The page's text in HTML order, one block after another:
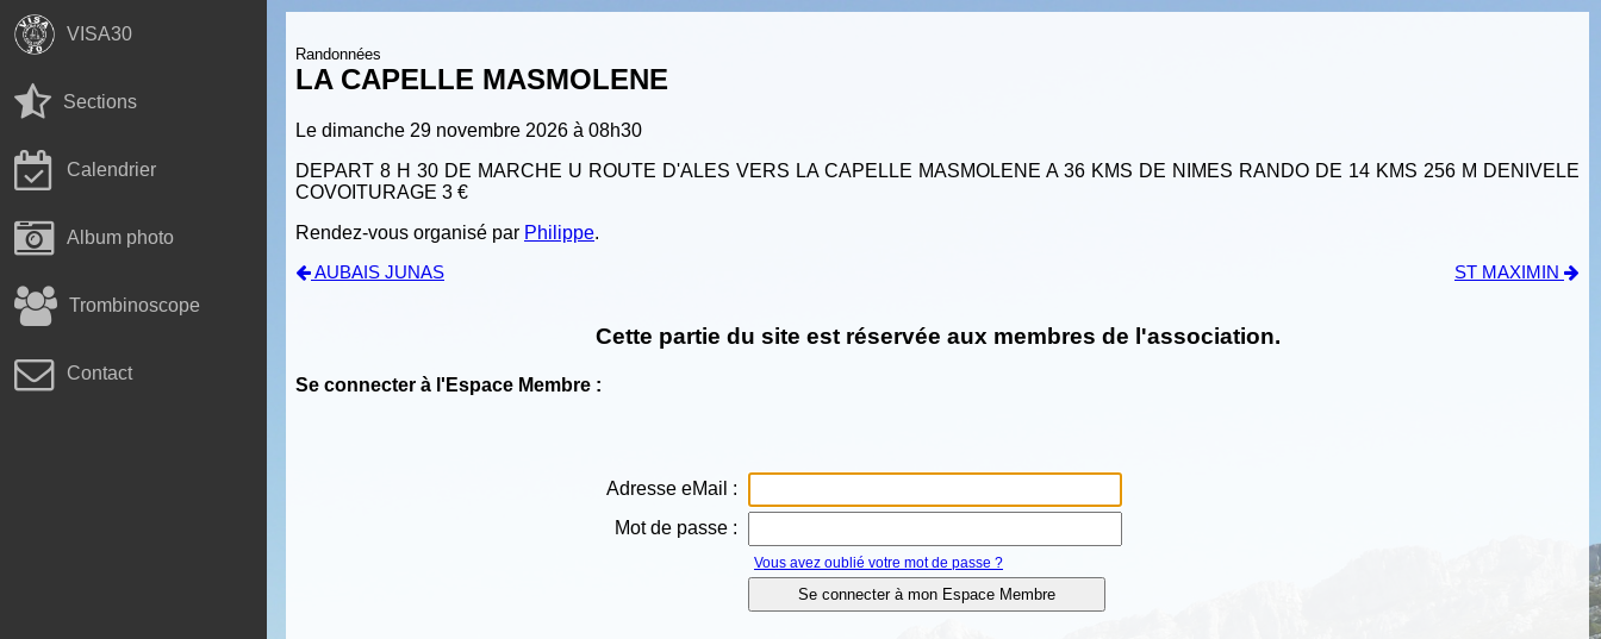
VISA30
Sections
Calendrier
Album photo
Trombinoscope
Contact
Randonnées
LA CAPELLE MASMOLENE
Le dimanche 29 novembre 2026 à 08h30
DEPART 8 H 30 DE MARCHE U ROUTE D'ALES VERS LA CAPELLE MASMOLENE A 36 KMS DE NIMES RANDO DE 14 KMS 256 M DENIVELE
COVOITURAGE 3 €
Rendez-vous organisé par Philippe.
AUBAIS JUNAS ST MAXIMIN
Cette partie du site est réservée aux membres de l'association.
Se connecter à l'Espace Membre :
Adresse eMail :
Mot de passe :
Vous avez oublié votre mot de passe ?